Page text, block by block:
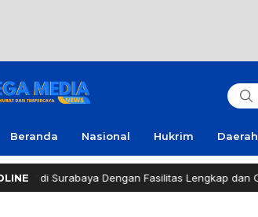
Beranda Nasional Hukrim Daerah
Dengan Fasilitas Lengkap dan Canggih